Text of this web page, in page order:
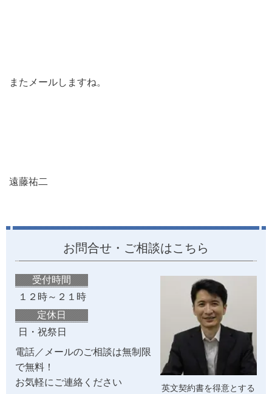
またメールしますね。
遠藤祐二
お問合せ・ご相談はこちら
英文契約書を得意とする
受付時間
１２時～２１時
定休日
日・祝祭日
電話／メールのご相談は無制限
で無料！
お気軽にご連絡ください